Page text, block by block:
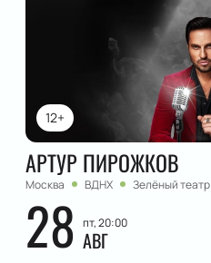
12+
АРТУР ПИРОЖКОВ
Москва ВДНХ Зелёный театр
28 пт, 20:00
АВГ